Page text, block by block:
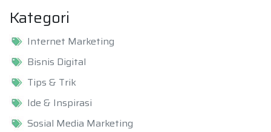
Kategori
Internet Marketing
Bisnis Digital
Tips & Trik
Ide & Inspirasi
Sosial Media Marketing